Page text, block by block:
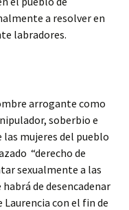
a resolver en
labradores.
arrogante como
soberbio e
las mujeres del pueblo
“derecho de
sexualmente a las
de desencadenar
con el fin de